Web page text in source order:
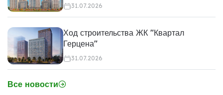
31.07.2026
Ход строительства ЖК "Квартал
Герцена"
31.07.2026
Все новости